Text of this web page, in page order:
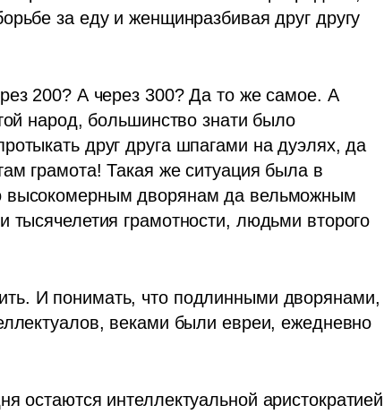
за еду и женщинразбивая друг другу
200? А через 300? Да то же самое. А
народ, большинство знати было
друг друга шпагами на дуэлях, да
грамота! Такая же ситуация была в
дворянам да вельможным
тысячелетия грамотности, людьми второго
И понимать, что подлинными дворянами,
веками были евреи, ежедневно
остаются интеллектуальной аристократией